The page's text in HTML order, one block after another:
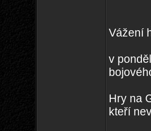
Vážení
v
Hry na
kteří